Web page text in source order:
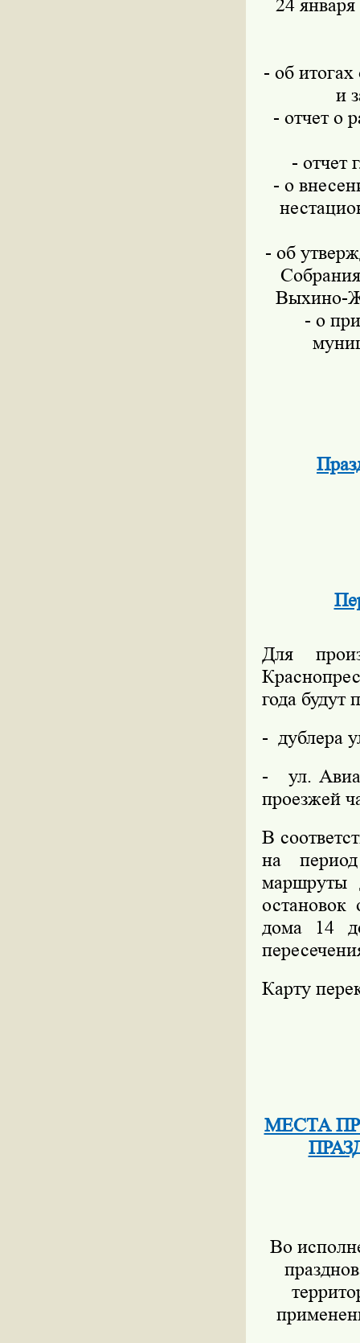
24
- об
и
- отчет о
- отчет
- о
- об
Выхино-
- о
Для
года
- дублера
- ул.
проезжей
В
на
остановок
дома 14
Карту
МЕСТА
Во